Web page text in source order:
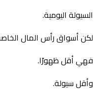
السيولة اليومية.
لكن أسواق رأس المال
فهي أقل ظهورًا.
وأقل سيولة.